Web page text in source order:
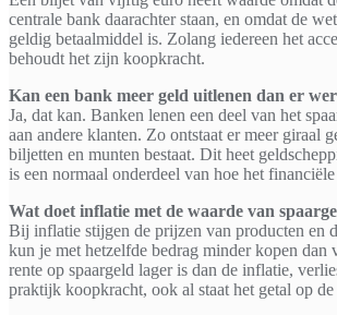
centrale bank daarachter staan, en omdat de
geldig betaalmiddel is. Zolang iedereen het
behoudt het zijn koopkracht.
Kan een bank meer geld uitlenen dan er
Ja, dat kan. Banken lenen een deel van het
aan andere klanten. Zo ontstaat er meer giraal
biljetten en munten bestaat. Dit heet
is een normaal onderdeel van hoe het
Wat doet inflatie met de waarde van
Bij inflatie stijgen de prijzen van producten en
kun je met hetzelfde bedrag minder kopen dan
rente op spaargeld lager is dan de inflatie,
praktijk koopkracht, ook al staat het getal op